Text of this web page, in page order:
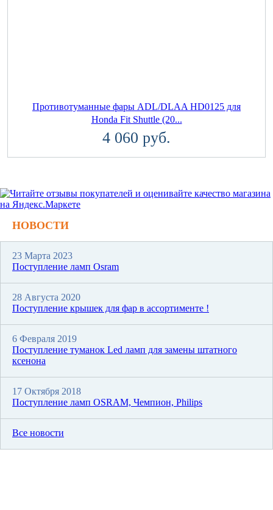
Противотуманные фары ADL/DLAA HD0125 для
Honda Fit Shuttle (20...
4 060 руб.
НОВОСТИ
23 Марта 2023
Поступление ламп Osram
28 Августа 2020
Поступление крышек для фар в ассортименте !
6 Февраля 2019
Поступление туманок Led ламп для замены штатного
ксенона
17 Октября 2018
Поступление ламп OSRAM, Чемпион, Philips
Все новости